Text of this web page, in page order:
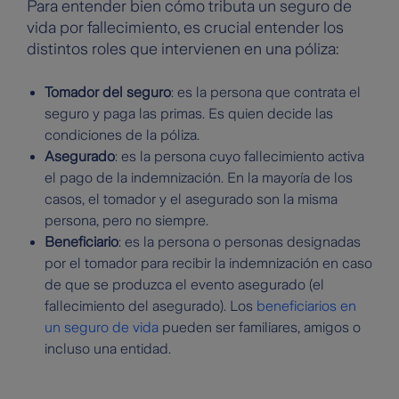
Para entender bien cómo tributa un seguro de
vida por fallecimiento, es crucial entender los
distintos roles que intervienen en una póliza:
Tomador del seguro: es la persona que contrata el
seguro y paga las primas. Es quien decide las
condiciones de la póliza.
Asegurado: es la persona cuyo fallecimiento activa
el pago de la indemnización. En la mayoría de los
casos, el tomador y el asegurado son la misma
persona, pero no siempre.
Beneficiario: es la persona o personas designadas
por el tomador para recibir la indemnización en caso
de que se produzca el evento asegurado (el
fallecimiento del asegurado). Los beneficiarios en
un seguro de vida pueden ser familiares, amigos o
incluso una entidad.